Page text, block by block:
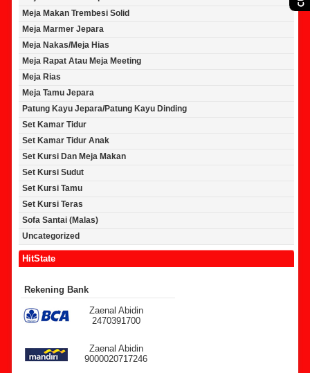
Meja Makan Trembesi Solid
Meja Marmer Jepara
Meja Nakas/Meja Hias
Meja Rapat Atau Meja Meeting
Meja Rias
Meja Tamu Jepara
Patung Kayu Jepara/Patung Kayu Dinding
Set Kamar Tidur
Set Kamar Tidur Anak
Set Kursi Dan Meja Makan
Set Kursi Sudut
Set Kursi Tamu
Set Kursi Teras
Sofa Santai (Malas)
Uncategorized
HitState
Rekening Bank
Zaenal Abidin
2470391700
Zaenal Abidin
9000020717246